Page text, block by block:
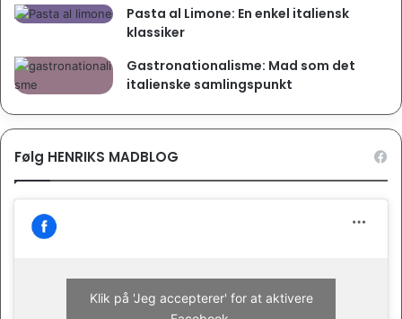
Pasta al Limone: En enkel italiensk
klassiker
Gastronationalisme: Mad som det
italienske samlingspunkt
Følg HENRIKS MADBLOG
Klik på 'Jeg accepterer' for at aktivere